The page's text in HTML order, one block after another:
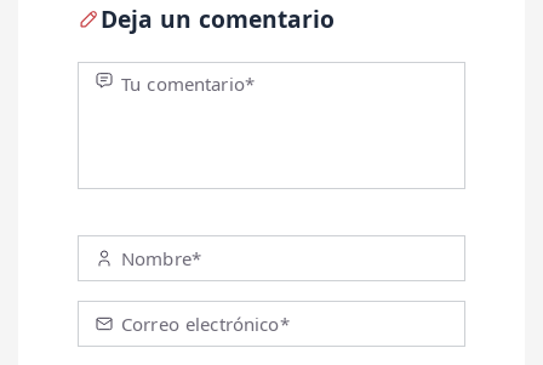
Deja un comentario
Tu comentario*
Nombre*
Correo electrónico*